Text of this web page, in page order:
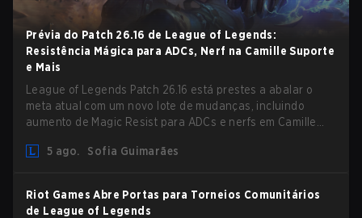
Prévia do Patch 26.16 de League of Legends:
Resistência Mágica para ADCs, Nerf na Camille Suporte
e Mais
League of Legends Patch 26.16 está prestes a abalar o
meta atual com um novo lote de mudanças, incluindo
aumento de Magic Resist para ADCs e nerfs em Camille
5 ago.
Sofia Guimarães
Riot Games Abre Portas para Torneios Comunitários
de League of Legends